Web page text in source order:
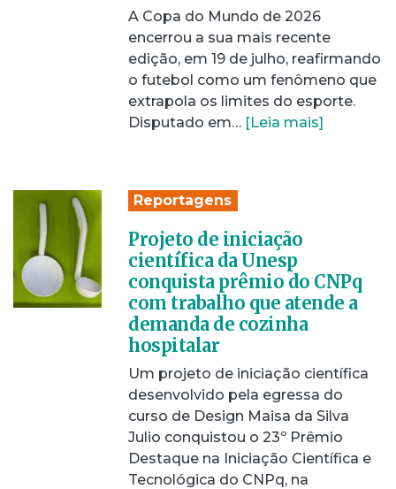
A Copa do Mundo de 2026
encerrou a sua mais recente
edição, em 19 de julho, reafirmando
o futebol como um fenômeno que
extrapola os limites do esporte.
Disputado em… [Leia mais]
Reportagens
Projeto de iniciação
científica da Unesp
conquista prêmio do CNPq
com trabalho que atende a
demanda de cozinha
hospitalar
Um projeto de iniciação científica
desenvolvido pela egressa do
curso de Design Maisa da Silva
Julio conquistou o 23º Prêmio
Destaque na Iniciação Científica e
Tecnológica do CNPq, na